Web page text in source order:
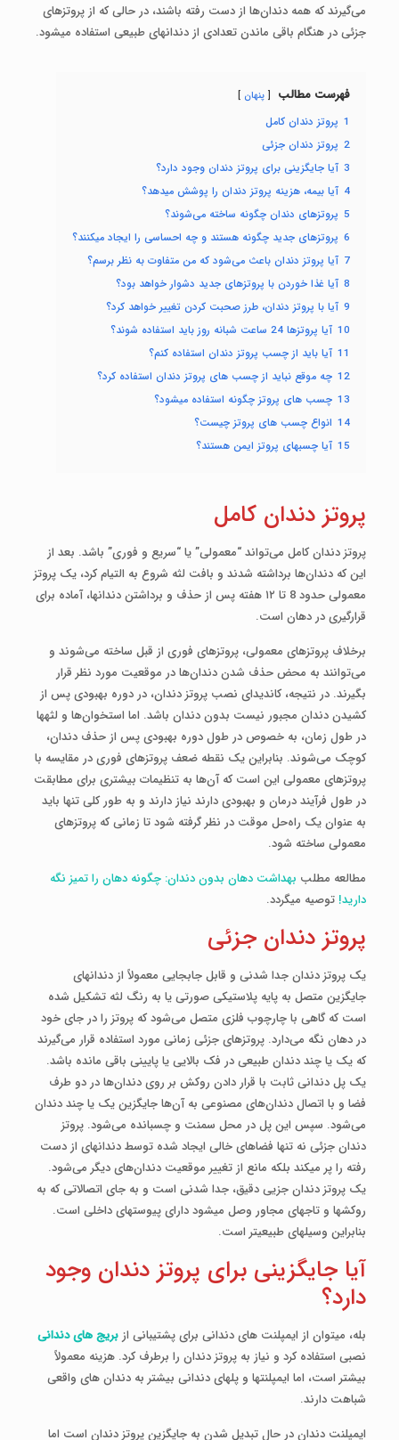
می‌گیرند که همه دندان‌ها از دست رفته باشند، در حالی که از پروتزهای
جزئی در هنگام باقی ماندن تعدادی از دندان­های طبیعی استفاده می­شود.
فهرست مطالب پنهان
1 پروتز دندان کامل
2 پروتز دندان جزئی
3 آیا جایگزینی برای پروتز دندان وجود دارد؟
4 آیا بیمه، هزینه پروتز دندان را پوشش می­دهد؟
5 پروتزهای دندان چگونه ساخته می‌شوند؟
6 پروتزهای جدید چگونه هستند و چه احساسی را ایجاد می­کنند؟
7 آیا پروتز دندان باعث می‌شود که من متفاوت به نظر برسم؟
8 آیا غذا خوردن با پروتزهای جدید دشوار خواهد بود؟
9 آیا با پروتز دندان، طرز صحبت کردن تغییر خواهد کرد؟
10 آیا پروتزها 24 ساعت شبانه روز باید استفاده شوند؟
11 آیا باید از چسب پروتز دندان استفاده کنم؟
12 چه موقع نباید از چسب­ های پروتز دندان استفاده کرد؟
13 چسب های پروتز چگونه استفاده می­شود؟
14 انواع چسب های پروتز چیست؟
15 آیا چسب­های پروتز ایمن هستند؟
پروتز دندان کامل
پروتز دندان کامل می‌تواند “معمولی” یا “سریع و فوری” باشد. بعد از
این که دندان‌ها برداشته شدند و بافت لثه شروع به التیام کرد، یک پروتز
معمولی حدود 8 تا ۱۲ هفته پس از حذف و برداشتن دندان­ها، آماده برای
قرارگیری در دهان است.
برخلاف پروتزهای معمولی، پروتزهای فوری از قبل ساخته می‌شوند و
می‌توانند به محض حذف شدن دندان‌ها در موقعیت مورد نظر قرار
بگیرند. در نتیجه، کاندیدای نصب پروتز دندان، در دوره بهبودی پس از
کشیدن دندان مجبور نیست بدون دندان باشد. اما استخوان‌ها و لثه­ها
در طول زمان، به خصوص در طول دوره بهبودی پس از حذف دندان،
کوچک می‌شوند. بنابراین یک نقطه ضعف پروتزهای فوری در مقایسه با
پروتزهای معمولی این است که آن‌ها به تنظیمات بیشتری برای مطابقت
در طول فرآیند درمان و بهبودی دارند نیاز دارند و به طور کلی تنها باید
به عنوان یک راه‌حل موقت در نظر گرفته شود تا زمانی که پروتزهای
معمولی ساخته شود.
مطالعه مطلب بهداشت دهان بدون دندان: چگونه دهان را تمیز نگه
دارید! توصیه میگردد.
پروتز دندان جزئی
یک پروتز دندان جدا شدنی و قابل جابجایی معمولاً از دندان­های
جایگزین متصل به پایه پلاستیکی صورتی یا به رنگ لثه تشکیل شده
است که گاهی با چارچوب فلزی متصل می‌شود که پروتز را در جای خود
در دهان نگه می‌دارد. پروتزهای جزئی زمانی مورد استفاده قرار می‌گیرند
که یک یا چند دندان طبیعی در فک بالایی یا پایینی باقی مانده باشد.
یک پل دندانی ثابت با قرار دادن روکش بر روی دندان‌ها در دو طرف
فضا و با اتصال دندان‌های مصنوعی به آن‌ها جایگزین یک یا چند دندان
می‌شود. سپس این پل در محل سمنت و چسبانده می‌شود. پروتز
دندان جزئی نه تنها فضاهای خالی ایجاد شده توسط دندان­های از دست
رفته را پر می­کند بلکه مانع از تغییر موقعیت دندان‌های دیگر می‌شود.
یک پروتز دندان جزیی دقیق، جدا شدنی است و به جای اتصالاتی که به
روکش­ها و تاج­های مجاور وصل می­شود دارای پیوست­های داخلی است.
بنابراین وسیله­ای طبیعی­تر است.
آیا جایگزینی برای پروتز دندان وجود
دارد؟
بله، می­توان از ایمپلنت های دندانی برای پشتیبانی از بریج­ های دندانی
نصبی استفاده کرد و نیاز به پروتز دندان را برطرف کرد. هزینه معمولاً
بیشتر است، اما ایمپلنت­ها و پل­های دندانی بیشتر به دندا­ن های واقعی
شباهت دارند.
ایمپلنت دندان در حال تبدیل شدن به جایگزین پروتز دندان است اما